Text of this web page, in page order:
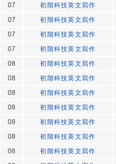
07 初階科技英文寫作
07 初階科技英文寫作
07 初階科技英文寫作
07 初階科技英文寫作
08 初階科技英文寫作
08 初階科技英文寫作
08 初階科技英文寫作
08 初階科技英文寫作
08 初階科技英文寫作
08 初階科技英文寫作
08 初階科技英文寫作